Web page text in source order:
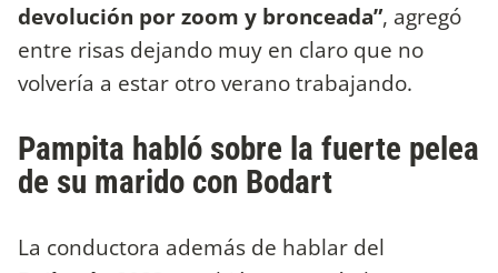
devolución por zoom y bronceada”, agregó
entre risas dejando muy en claro que no
volvería a estar otro verano trabajando.
Pampita habló sobre la fuerte pelea
de su marido con Bodart
La conductora además de hablar del